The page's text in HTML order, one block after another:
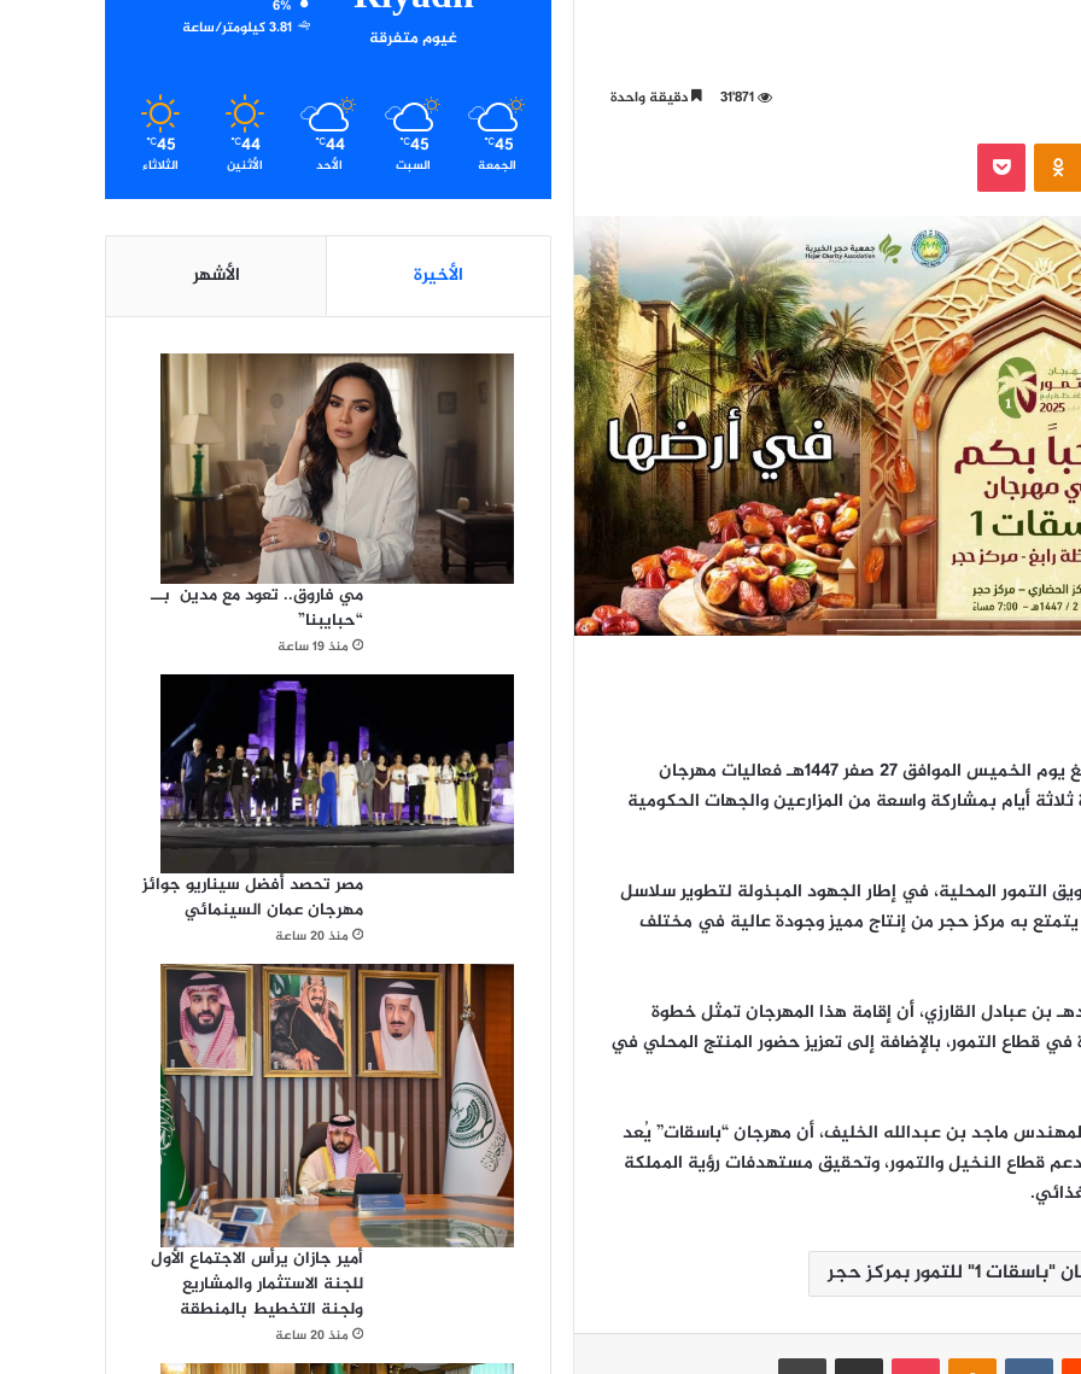
31٬871 دقيقة واحدة
يُطلق مكتب وزارة البيئة والمياه والزراعة بمحافظة رابغ يوم الخميس الموافق 27 صفر 1447هـ فعاليات مهرجان
يستمر لمدة ثلاثة أيام بمشاركة واسعة من المزارعين والجهات الحكومية
التمور المحلية، في إطار الجهود المبذولة لتطوير سلاسل
يتمتع به مركز حجر من إنتاج مميز وجودة عالية في مختلف
بن عبادل القارزي، أن إقامة هذا المهرجان تمثل خطوة
قطاع التمور، بالإضافة إلى تعزيز حضور المنتج المحلي في
ماجد بن عبدالله الخليف، أن مهرجان “باسقات” يُعد
قطاع النخيل والتمور، وتحقيق مستهدفات رؤية المملكة
1" للتمور بمركز حجر
مشاركة عبر البريد
غيوم متفرقة
6%
3.81 كيلومتر/ساعة
45
℃
الجمعة
45
℃
السبت
44
℃
الأحد
44
℃
الأثنين
45
℃
الثلاثاء
الأخيرة الأشهر
مي فاروق.. تعود مع مدين بــ
“حبايبنا”
منذ 19 ساعة
مصر تحصد أفضل سيناريو جوائز
مهرجان عمان السينمائي
منذ 20 ساعة
أمير جازان يرأس الاجتماع الأول
للجنة الاستثمار والمشاريع
ولجنة التخطيط بالمنطقة
منذ 20 ساعة